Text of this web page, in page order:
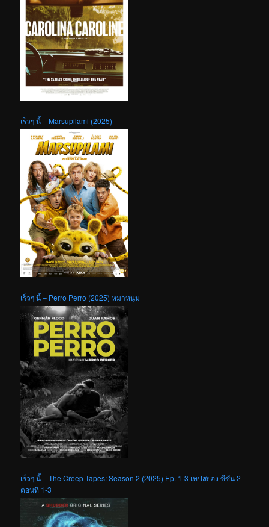
เร็วๆ นี้ – Marsupilami (2025)
เร็วๆ นี้ – Perro Perro (2025) หมาหนุ่ม
เร็วๆ นี้ – The Creep Tapes: Season 2 (2025) Ep. 1-3 เทปสยอง ซีซัน 2
ตอนที่ 1-3